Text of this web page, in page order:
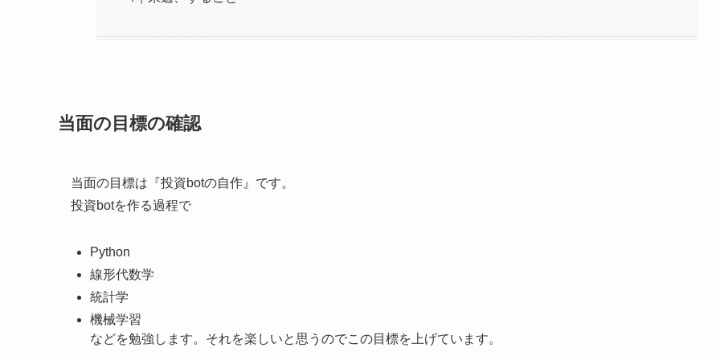
当面の目標の確認
当面の目標は『投資botの自作』です。
投資botを作る過程で
Python
線形代数学
統計学
機械学習
などを勉強します。それを楽しいと思うのでこの目標を上げています。